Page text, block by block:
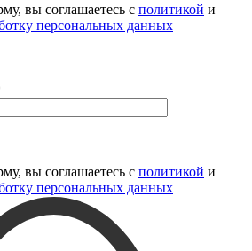
вы соглашаетесь с политикой и
персональных данных
вы соглашаетесь с политикой и
персональных данных